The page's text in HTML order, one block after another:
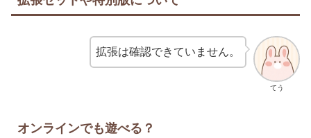
てう
拡張は確認できていません。
オンラインでも遊べる？